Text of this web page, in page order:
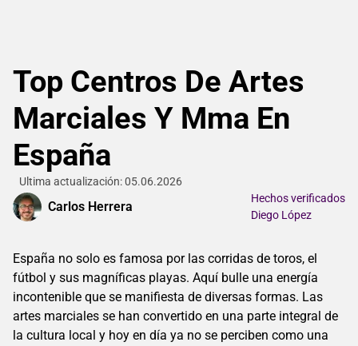
Top Centros De Artes
Marciales Y Mma En
España
Ultima actualización: 05.06.2026
Carlos Herrera
Hechos verificados
Diego López
España no solo es famosa por las corridas de toros, el
fútbol y sus magníficas playas. Aquí bulle una energía
incontenible que se manifiesta de diversas formas. Las
artes marciales se han convertido en una parte integral de
la cultura local y hoy en día ya no se perciben como una